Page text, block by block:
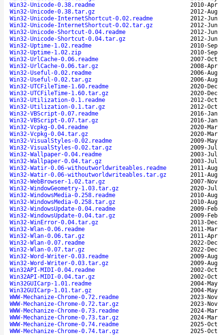
Win32-Unicode-0.38.readme
2010-
Win32-Unicode-0.38.tar.gz
2012-
Win32-Unicode-InternetShortcut-0.02.readme
2012-
Win32-Unicode-InternetShortcut-0.02.tar.gz
2012-
Win32-Unicode-Shortcut-0.04.readme
2012-
Win32-Unicode-Shortcut-0.04.tar.gz
2012-
Win32-Uptime-1.02.readme
2010-
Win32-Uptime-1.02.zip
2010-
Win32-UrlCache-0.06.readme
2007-
Win32-UrlCache-0.06.tar.gz
2008-
Win32-Useful-0.02.readme
2006-
Win32-Useful-0.02.tar.gz
2006-
Win32-UTCFileTime-1.60.readme
2020-
Win32-UTCFileTime-1.60.tar.gz
2020-
Win32-Utilization-0.1.readme
2012-
Win32-Utilization-0.1.tar.gz
2012-
Win32-VBScript-0.07.readme
2016-
Win32-VBScript-0.07.tar.gz
2016-
Win32-Vcpkg-0.04.readme
2020-
Win32-Vcpkg-0.04.tar.gz
2020-
Win32-VisualStyles-0.02.readme
2009-
Win32-VisualStyles-0.02.tar.gz
2009-
Win32-Wallpaper-0.04.readme
2003-
Win32-Wallpaper-0.04.tar.gz
2003-
Win32-Watir-0.06-withoutworldwriteables.readme
2011-
Win32-Watir-0.06-withoutworldwriteables.tar.gz
2011-
Win32-WebBrowser-1.02.tar.gz
2007-
Win32-WindowGeometry-1.03.tar.gz
2020-
Win32-WindowsMedia-0.258.readme
2010-
Win32-WindowsMedia-0.258.tar.gz
2010-
Win32-WindowsUpdate-0.04.readme
2009-
Win32-WindowsUpdate-0.04.tar.gz
2009-
Win32-WinError-0.04.tar.gz
2013-
Win32-Wlan-0.06.readme
2011-
Win32-Wlan-0.06.tar.gz
2011-
Win32-Wlan-0.07.readme
2022-
Win32-Wlan-0.07.tar.gz
2022-
Win32-Word-Writer-0.03.readme
2009-
Win32-Word-Writer-0.03.tar.gz
2009-
Win32API-MIDI-0.04.readme
2002-
Win32API-MIDI-0.04.tar.gz
2002-
Win32GUICarp-1.01.readme
2004-
Win32GUICarp-1.01.tar.gz
2004-
WWW-Mechanize-Chrome-0.72.readme
2023-
WWW-Mechanize-Chrome-0.72.tar.gz
2023-
WWW-Mechanize-Chrome-0.73.readme
2024-
WWW-Mechanize-Chrome-0.73.tar.gz
2024-
WWW-Mechanize-Chrome-0.74.readme
2025-
WWW-Mechanize-Chrome-0.74.tar.gz
2025-